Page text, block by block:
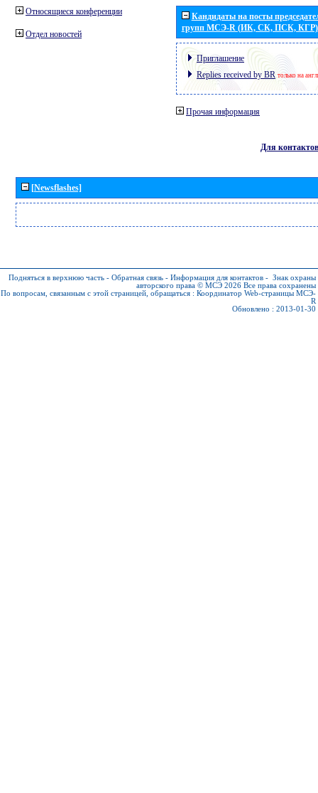
Относящиеся конференции
Отдел новостей
Кандидаты на посты
групп МСЭ-R (ИК, СК, ПСК, КГР)
Приглашение
Replies received by BR только на
Прочая информация
Для контактов
[Newsflashes]
Подняться в верхнюю часть - Обратная связь - Информация для контактов - Знак охраны
авторского права © МСЭ 2026 Все права сохранены
По вопросам, связанным с этой страницей, обращаться : Координатор Web-страницы МСЭ-
R
Обновлено : 2013-01-30